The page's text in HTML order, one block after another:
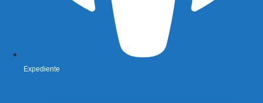
Expediente